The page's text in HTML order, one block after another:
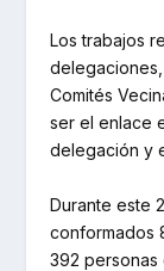
Los trabajos
Comités
ser el enlace
delegación y
Durante este
conformados
392